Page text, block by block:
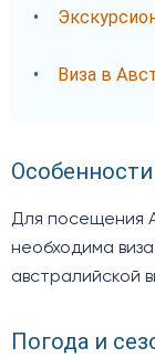
Виза в
Для посещения
необходима
австралийской
Погода и